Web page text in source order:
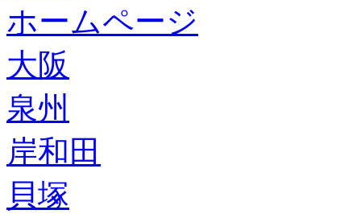
ホームページ
大阪
泉州
岸和田
貝塚